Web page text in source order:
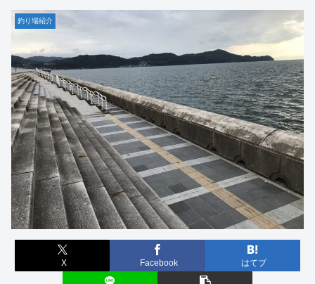
釣り場紹介
X Facebook はてブ